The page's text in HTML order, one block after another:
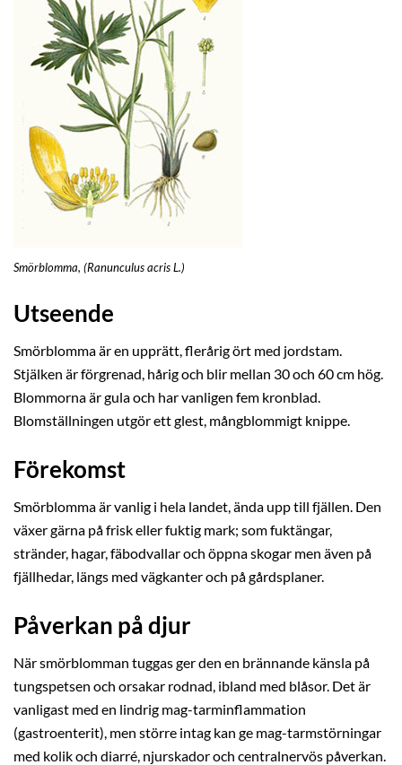
Smörblomma, (Ranunculus acris L.)
Utseende
Smörblomma är en upprätt, flerårig ört med jordstam.
Stjälken är förgrenad, hårig och blir mellan 30 och 60 cm hög.
Blommorna är gula och har vanligen fem kronblad.
Blomställningen utgör ett glest, mångblommigt knippe.
Förekomst
Smörblomma är vanlig i hela landet, ända upp till fjällen. Den
växer gärna på frisk eller fuktig mark; som fuktängar,
stränder, hagar, fäbodvallar och öppna skogar men även på
fjällhedar, längs med vägkanter och på gårdsplaner.
Påverkan på djur
När smörblomman tuggas ger den en brännande känsla på
tungspetsen och orsakar rodnad, ibland med blåsor. Det är
vanligast med en lindrig mag-tarminflammation
(gastroenterit), men större intag kan ge mag-tarmstörningar
med kolik och diarré, njurskador och centralnervös påverkan.